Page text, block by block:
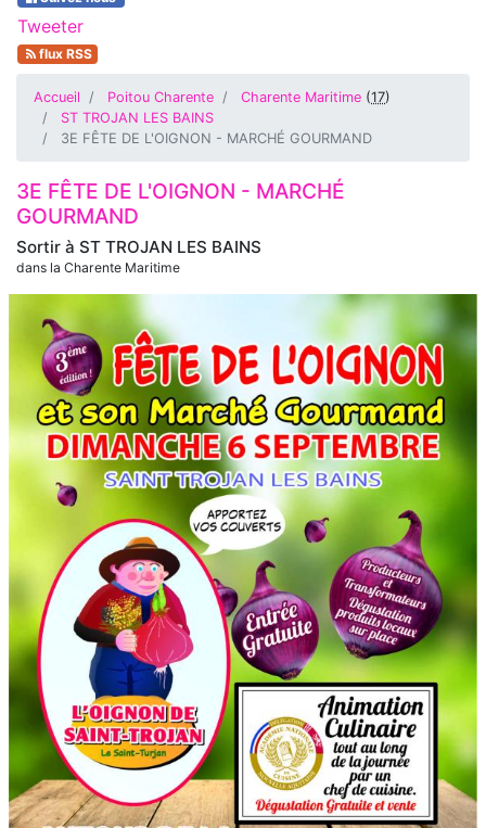
Tweeter
flux RSS
Accueil Poitou Charente Charente Maritime (17)
ST TROJAN LES BAINS
3E FÊTE DE L'OIGNON - MARCHÉ GOURMAND
Sortir à ST TROJAN LES BAINS
dans la Charente Maritime
3E FÊTE DE L'OIGNON - MARCHÉ
GOURMAND